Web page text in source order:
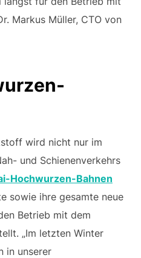
Markus Müller, CTO von
wird nicht nur im
und Schienenverkehrs
Hochwurzen-Bahnen
sowie ihre gesamte neue
Betrieb mit dem
„Im letzten Winter
in unserer